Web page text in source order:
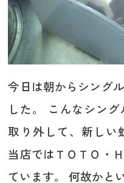
今日は朝からシング
した。 こんなシング
取り外して、新しい
当店ではＴＯＴＯ・
ています。 何故かと